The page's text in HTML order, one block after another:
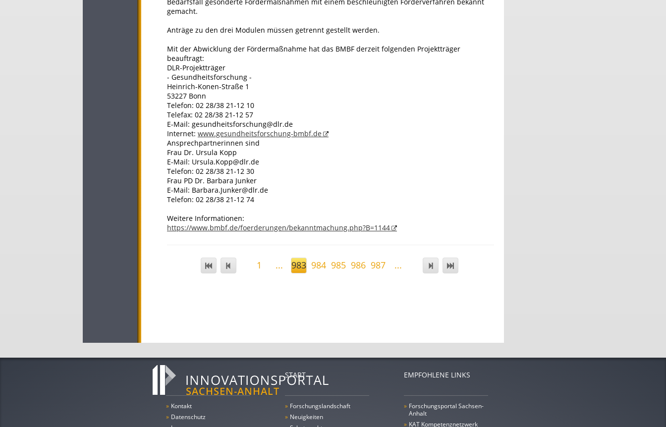
gemacht.
Anträge zu den drei Modulen müssen getrennt gestellt werden.
Mit der Abwicklung der Fördermaßnahme hat das BMBF derzeit folgenden Projektträger
beauftragt:
DLR-Projektträger
- Gesundheitsforschung -
Heinrich-Konen-Straße 1
53227 Bonn
Telefon: 02 28/38 21-12 10
Telefax: 02 28/38 21-12 57
E-Mail: gesundheitsforschung@dlr.de
Internet: www.gesundheitsforschung-bmbf.de
Ansprechpartnerinnen sind
Frau Dr. Ursula Kopp
E-Mail: Ursula.Kopp@dlr.de
Telefon: 02 28/38 21-12 30
Frau PD Dr. Barbara Junker
E-Mail: Barbara.Junker@dlr.de
Telefon: 02 28/38 21-12 74
Weitere Informationen:
https://www.bmbf.de/foerderungen/bekanntmachung.php?B=1144
1 ... 983 984 985 986 987 ...
» Kontakt
» Datenschutz
START
» Forschungs­landschaft
» Neuigkeiten
EMPFOHLENE LINKS
» Forschungsportal Sachsen-
Anhalt
» KAT Kompetenznetzwerk